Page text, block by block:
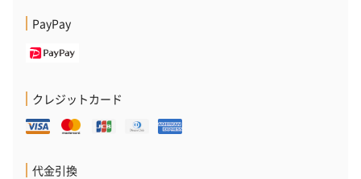
PayPay
クレジットカード
代金引換